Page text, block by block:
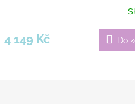
4 149 Kč Do